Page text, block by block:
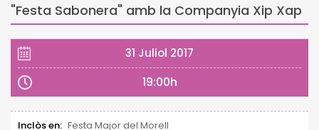
"Festa Sabonera" amb la Companyia Xip Xap
31 Juliol 2017
19:00h
Inclòs en: Festa Major del Morell